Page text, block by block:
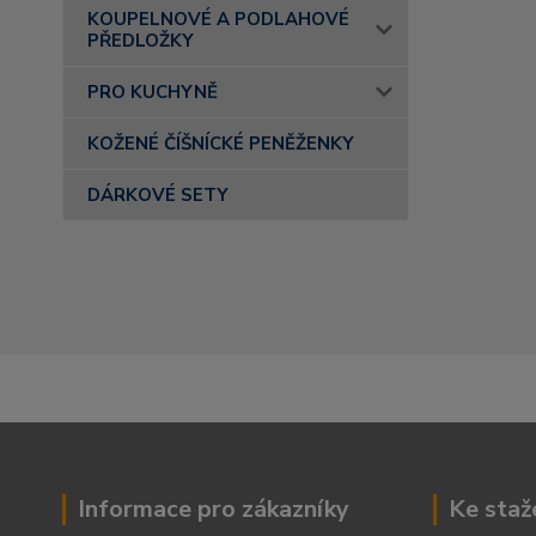
KOUPELNOVÉ A PODLAHOVÉ
PŘEDLOŽKY
PRO KUCHYNĚ
KOŽENÉ ČÍŠNÍCKÉ PENĚŽENKY
DÁRKOVÉ SETY
Informace pro zákazníky Ke